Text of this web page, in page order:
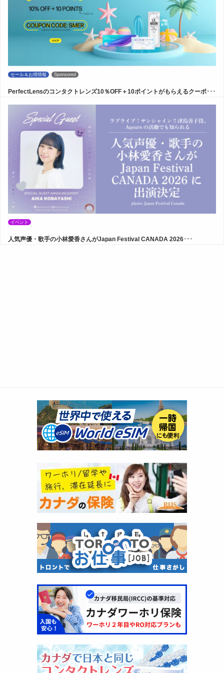
セール＆お得情報 Sponsored
PerfectLensのコンタクトレンズ10％OFF＋10ポイントがもらえるクーポ･･･
イベント
人気声優・歌手の小林愛香さんがJapan Festival CANADA 2026･･･